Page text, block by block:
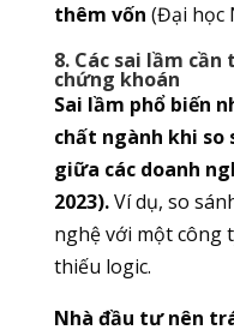
thêm vốn (Đại học
8. Các sai lầm
chứng khoán
Sai lầm phổ biến
chất ngành khi so
giữa các doanh
2023).Ví dụ, so
nghệ với một công
thiếu logic.
Nhà đầu tư nên